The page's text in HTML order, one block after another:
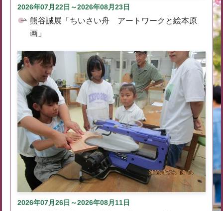
2026年07月22日～2026年08月23日
熊谷誠展「ちいさい舟 アートワークと絵本原
画」
2026年07月26日～2026年08月11日